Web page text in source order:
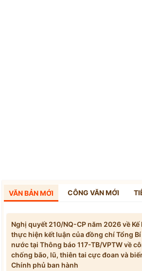
VĂN BẢN MỚI CÔNG VĂN MỚI
Nghị quyết 210/NQ-CP năm 2026 về
thực hiện kết luận của đồng chí Tổng
nước tại Thông báo 117-TB/VPTW về
chống bão, lũ, thiên tai cực đoan và
Chính phủ ban hành